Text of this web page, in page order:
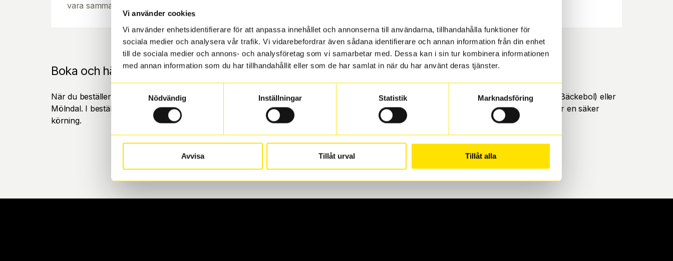
Vi använder cookies
Vi använder enhetsidentifierare för att anpassa innehållet och annonserna till användarna, tillhandahålla funktioner för
sociala medier och analysera vår trafik. Vi vidarebefordrar även sådana identifierare och annan information från din enhet
till de sociala medier och annons- och analysföretag som vi samarbetar med. Dessa kan i sin tur kombinera informationen
med annan information som du har tillhandahållit eller som de har samlat in när du har använt deras tjänster.
Nödvändig
Inställningar Statistik Marknadsföring
Avvisa Tillåt urval Tillåt alla
vara samma dimension som bilen hade ut från fabrik.
Boka och hämta hos Däckspecialen
När du beställer dina nya däck eller fälgar hos oss levereras de direkt till någon av våra däckverkstäder i Göteborg. Välj mellan Hisingen (Bäckebol) eller
Mölndal. I beställningen anger du datum och tid för upphämtning eller service. När vi byter dina däck ser vi till att de uppfyller alla krav för en säker
körning.